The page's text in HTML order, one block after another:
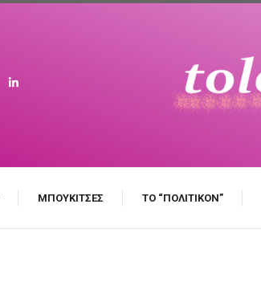
MΠΟΥΚΊΤΣΕΣ ΤΟ “ΠΟΛΙΤΙΚΌΝ”